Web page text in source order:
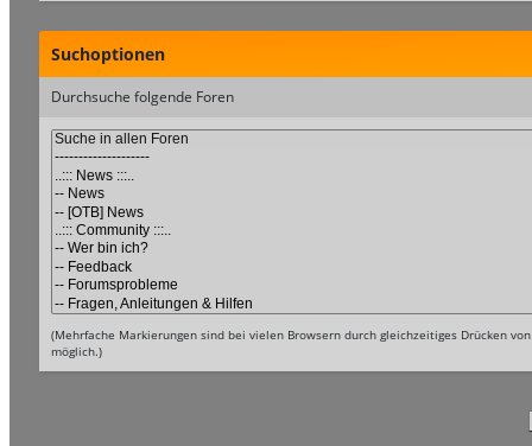
Suchoptionen
Durchsuche folgende Foren
(Mehrfache Markierungen sind bei vielen Browsern durch gleichzeitiges Drücken
möglich.)